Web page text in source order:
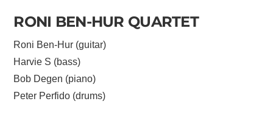
RONI BEN-HUR QUARTET
Roni Ben-Hur (guitar)
Harvie S (bass)
Bob Degen (piano)
Peter Perfido (drums)